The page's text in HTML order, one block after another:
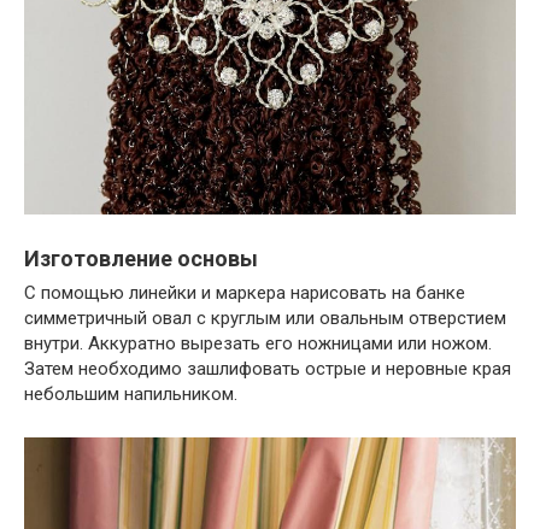
Изготовление основы
С помощью линейки и маркера нарисовать на банке
симметричный овал с круглым или овальным отверстием
внутри. Аккуратно вырезать его ножницами или ножом.
Затем необходимо зашлифовать острые и неровные края
небольшим напильником.